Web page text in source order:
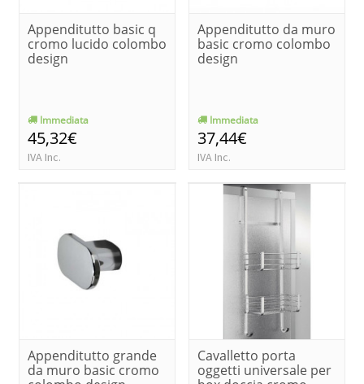
Appenditutto basic q
cromo lucido colombo
design
Immediata
45,32€
IVA Inc.
Appenditutto da muro
basic cromo colombo
design
Immediata
37,44€
IVA Inc.
Appenditutto grande
da muro basic cromo
Cavalletto porta
oggetti universale per